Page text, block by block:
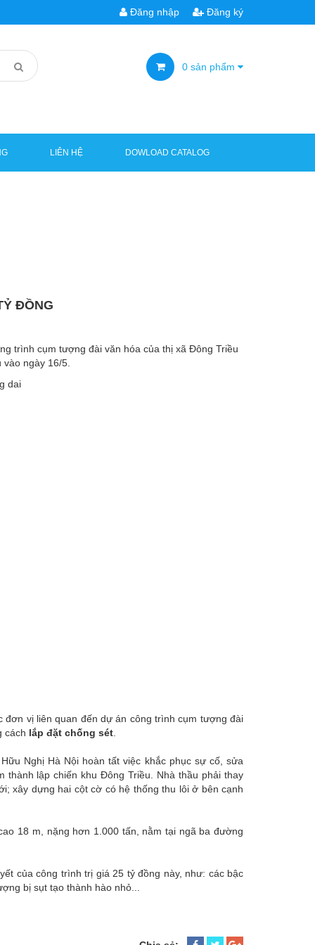
Đăng nhập Đăng ký
0 sản phẩm
LIÊN HỆ DOWLOAD CATALOG
ĐỒNG
trình cụm tượng đài văn hóa của thị xã Đông Triều
ngày 16/5.
đơn vị liên quan đến dự án công trình cụm tượng đài
cách lắp đặt chống sét.
Nghị Hà Nội hoàn tất việc khắc phục sự cố, sửa
lập chiến khu Đông Triều. Nhà thầu phải thay
xây dựng hai cột cờ có hệ thống thu lôi ở bên cạnh
18 m, nặng hơn 1.000 tấn, nằm tại ngã ba đường
của công trình trị giá 25 tỷ đồng này, như: các bậc
bị sụt tạo thành hào nhỏ...